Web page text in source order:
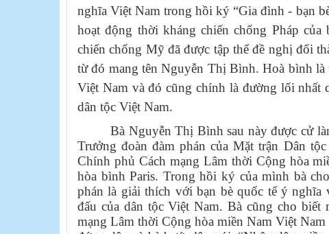
nghĩa Việt Nam trong hồi ký “Gia đình - bạn
hoạt động thời kháng chiến chống Pháp của
chiến chống Mỹ đã được tập thể đề nghị đổi
từ đó mang tên Nguyễn Thị Bình. Hoà bình là
Việt Nam và đó cũng chính là đường lối nhất
dân tộc Việt Nam.
Bà Nguyễn Thị Bình sau này được cử
Trưởng đoàn đàm phán của Mặt trận Dân
Chính phủ Cách mạng Lâm thời Cộng hòa
hòa bình Paris. Trong hồi ký của mình bà
phán là giải thích với bạn bè quốc tế ý nghĩa
đấu của dân tộc Việt Nam. Bà cũng cho
mạng Lâm thời Cộng hòa miền Nam Việt